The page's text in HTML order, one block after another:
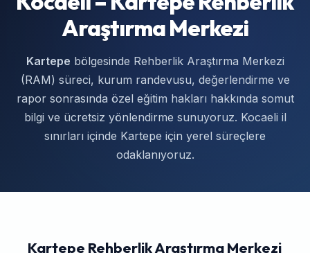
Araştırma Merkezi
Kartepe bölgesinde Rehberlik Araştırma Merkezi
(RAM) süreci, kurum randevusu, değerlendirme ve
rapor sonrasında özel eğitim hakları hakkında somut
bilgi ve ücretsiz yönlendirme sunuyoruz. Kocaeli il
sınırları içinde Kartepe için yerel süreçlere
odaklanıyoruz.
Kartepe Rehberlik Araştırma Merkezi